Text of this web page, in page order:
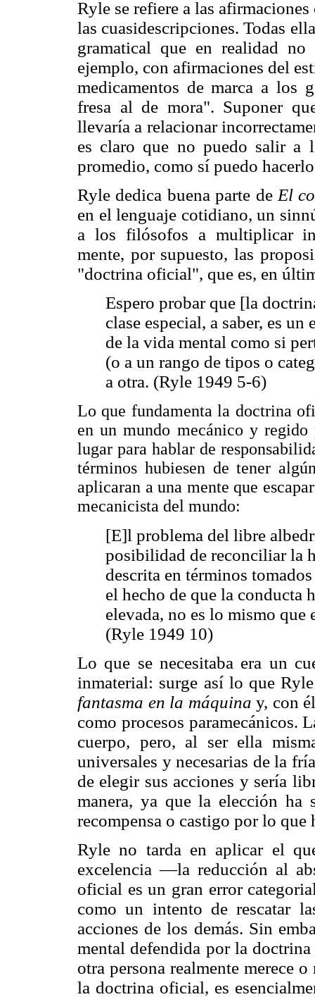
Ryle se refiere a las
las cuasidescripciones. Todas
gramatical que en realidad
ejemplo, con afirmaciones del
medicamentos de marca a los
fresa al de mora". Suponer
llevaría a relacionar
es claro que no puedo salir a
promedio, como sí puedo
Ryle dedica buena parte de El
en el lenguaje cotidiano, un
a los filósofos a multiplicar
mente, por supuesto, las
"doctrina oficial", que es, en
Espero probar que [la
clase especial, a saber, es
de la vida mental como si
(o a un rango de tipos o
a otra. (Ryle 1949 5-6)
Lo que fundamenta la doctrina
en un mundo mecánico y regido
lugar para hablar de
términos hubiesen de tener
aplicaran a una mente que
mecanicista del mundo:
[E]l problema del libre
posibilidad de reconciliar la
descrita en términos
el hecho de que la conducta
elevada, no es lo mismo
(Ryle 1949 10)
Lo que se necesitaba era un
inmaterial: surge así lo que
fantasma en la máquina y, con
como procesos paramecánicos.
cuerpo, pero, al ser ella
universales y necesarias de la
de elegir sus acciones y sería
manera, ya que la elección ha
recompensa o castigo por lo que
Ryle no tarda en aplicar el
excelencia —la reducción al
oficial es un gran error
como un intento de rescatar
acciones de los demás. Sin
mental defendida por la
otra persona realmente merece
la doctrina oficial, es